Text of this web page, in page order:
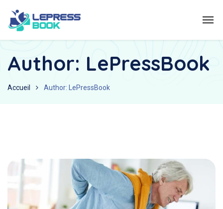
Author: LePressBook
Accueil Author: LePressBook